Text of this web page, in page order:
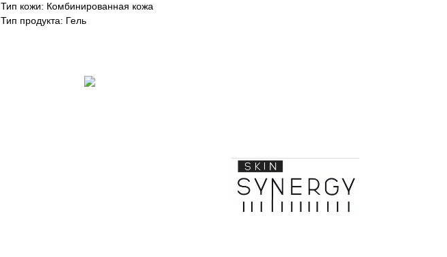
Тип кожи: Комбинированная кожа
Тип продукта: Гель